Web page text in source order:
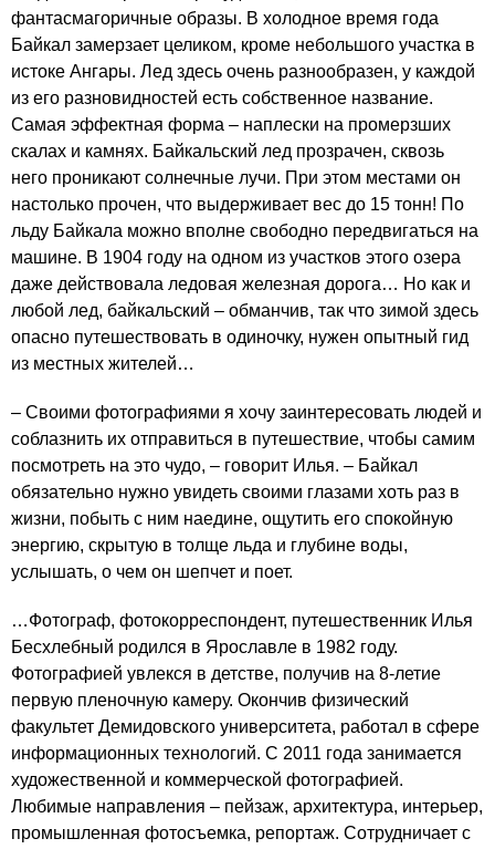
фантасмагоричные образы. В холодное время года
Байкал замерзает целиком, кроме небольшого участка в
истоке Ангары. Лед здесь очень разнообразен, у каждой
из его разновидностей есть собственное название.
Самая эффектная форма – наплески на промерзших
скалах и камнях. Байкальский лед прозрачен, сквозь
него проникают солнечные лучи. При этом местами он
настолько прочен, что выдерживает вес до 15 тонн! По
льду Байкала можно вполне свободно передвигаться на
машине. В 1904 году на одном из участков этого озера
даже действовала ледовая железная дорога… Но как и
любой лед, байкальский – обманчив, так что зимой здесь
опасно путешествовать в одиночку, нужен опытный гид
из местных жителей…
– Своими фотографиями я хочу заинтересовать людей и
соблазнить их отправиться в путешествие, чтобы самим
посмотреть на это чудо, – говорит Илья. – Байкал
обязательно нужно увидеть своими глазами хоть раз в
жизни, побыть с ним наедине, ощутить его спокойную
энергию, скрытую в толще льда и глубине воды,
услышать, о чем он шепчет и поет.
…Фотограф, фотокорреспондент, путешественник Илья
Бесхлебный родился в Ярославле в 1982 году.
Фотографией увлекся в детстве, получив на 8-летие
первую пленочную камеру. Окончив физический
факультет Демидовского университета, работал в сфере
информационных технологий. С 2011 года занимается
художественной и коммерческой фотографией.
Любимые направления – пейзаж, архитектура, интерьер,
промышленная фотосъемка, репортаж. Сотрудничает с